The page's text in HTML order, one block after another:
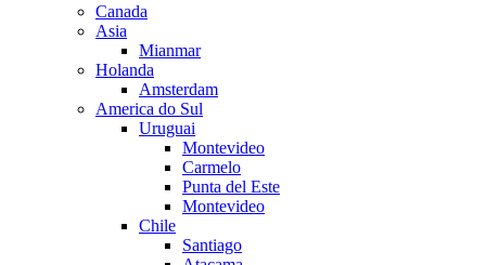
Canada
Asia
Mianmar
Holanda
Amsterdam
America do Sul
Uruguai
Montevideo
Carmelo
Punta del Este
Montevideo
Chile
Santiago